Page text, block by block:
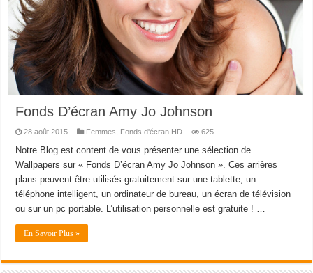
Fonds D’écran Amy Jo Johnson
28 août 2015 Femmes Fonds d'écran HD 625
Notre Blog est content de vous présenter une sélection de
Wallpapers sur « Fonds D’écran Amy Jo Johnson ». Ces arrières
plans peuvent être utilisés gratuitement sur une tablette, un
téléphone intelligent, un ordinateur de bureau, un écran de télévision
ou sur un pc portable. L’utilisation personnelle est gratuite ! …
En Savoir Plus »